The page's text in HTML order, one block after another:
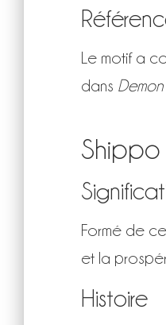
Le motif a
dans
Formé de
et la
Histoire